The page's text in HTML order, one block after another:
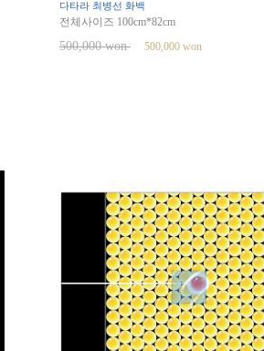
다타라 최병선 화백
전체사이즈 100cm*82cm
500,000 won 500,000 won